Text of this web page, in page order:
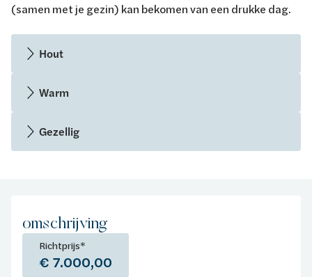
(samen met je gezin) kan bekomen van een drukke dag.
Hout
Warm
Gezellig
omschrijving
Richtprijs*
€ 7.000,00